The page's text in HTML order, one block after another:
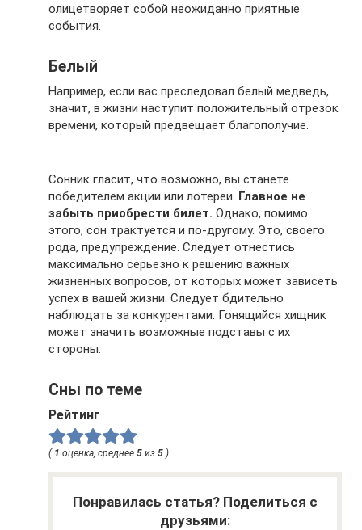
олицетворяет собой неожиданно приятные
события.
Белый
Например, если вас преследовал белый медведь,
значит, в жизни наступит положительный отрезок
времени, который предвещает благополучие.
Сонник гласит, что возможно, вы станете
победителем акции или лотереи. Главное не
забыть приобрести билет. Однако, помимо
этого, сон трактуется и по-другому. Это, своего
рода, предупреждение. Следует отнестись
максимально серьезно к решению важных
жизненных вопросов, от которых может зависеть
успех в вашей жизни. Следует бдительно
наблюдать за конкурентами. Гонящийся хищник
может значить возможные подставы с их
стороны.
Сны по теме
Рейтинг
( 1 оценка, среднее 5 из 5 )
Понравилась статья? Поделиться с
друзьями: